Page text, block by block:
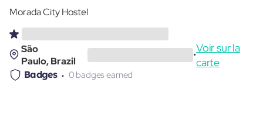
Morada City Hostel
São
Paulo, Brazil
•
Voir sur la
carte
Badges 0 badges earned